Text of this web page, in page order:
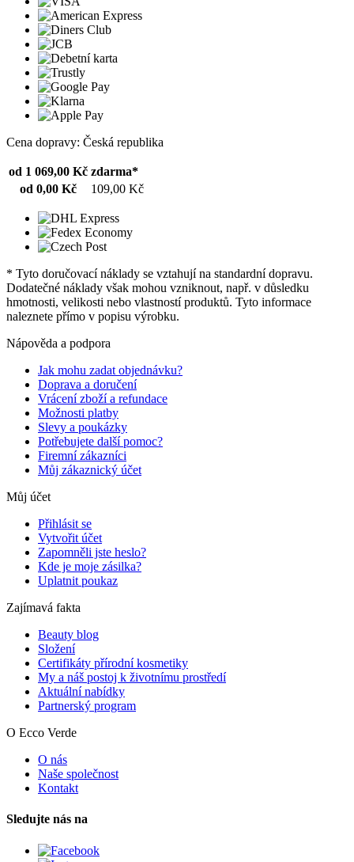
Cena dopravy: Česká republika
od 1 069,00 Kč zdarma*
od 0,00 Kč
109,00 Kč
* Tyto doručovací náklady se vztahují na standardní dopravu.
Dodatečné náklady však mohou vzniknout, např. v důsledku
hmotnosti, velikosti nebo vlastností produktů. Tyto informace
naleznete přímo v popisu výrobku.
Nápověda a podpora
Jak mohu zadat objednávku?
Doprava a doručení
Vrácení zboží a refundace
Možnosti platby
Slevy a poukázky
Potřebujete další pomoc?
Firemní zákazníci
Můj zákaznický účet
Můj účet
Přihlásit se
Vytvořit účet
Zapomněli jste heslo?
Kde je moje zásilka?
Uplatnit poukaz
Zajímavá fakta
Beauty blog
Složení
Certifikáty přírodní kosmetiky
My a náš postoj k životnímu prostředí
Aktuální nabídky
Partnerský program
O Ecco Verde
O nás
Naše společnost
Kontakt
Sledujte nás na